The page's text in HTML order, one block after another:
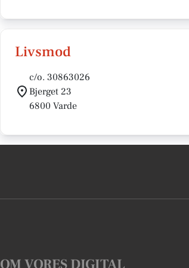
Livsmod
c/o. 30863026
Bjerget 23
6800 Varde
OM VORES DIGITAL